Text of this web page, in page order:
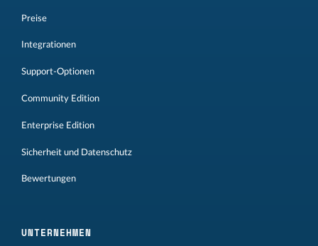
Preise
Integrationen
Support-Optionen
Community Edition
Enterprise Edition
Sicherheit und Datenschutz
Bewertungen
UNTERNEHMEN